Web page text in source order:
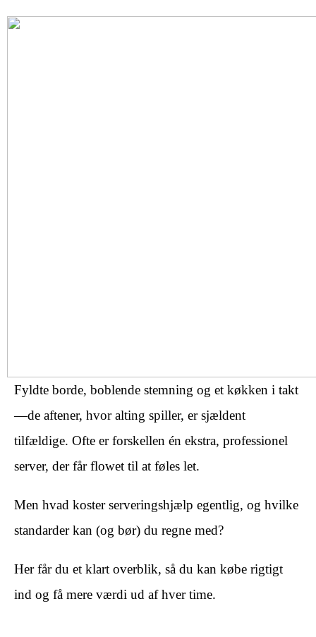
Fyldte borde, boblende stemning og et køkken i takt
—de aftener, hvor alting spiller, er sjældent
tilfældige. Ofte er forskellen én ekstra, professionel
server, der får flowet til at føles let.
Men hvad koster serveringshjælp egentlig, og hvilke
standarder kan (og bør) du regne med?
Her får du et klart overblik, så du kan købe rigtigt
ind og få mere værdi ud af hver time.